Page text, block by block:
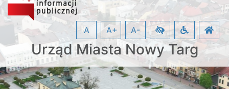
Urząd Miasta Nowy Targ
A A+ A-